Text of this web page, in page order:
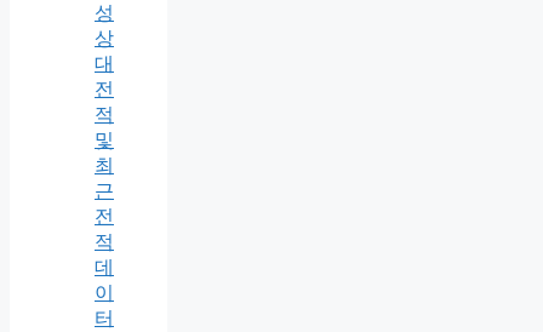
성
상
대
전
적
및
최
근
전
적
데
이
터